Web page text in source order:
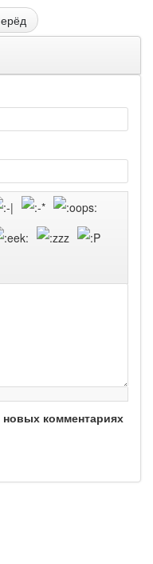
комментариях